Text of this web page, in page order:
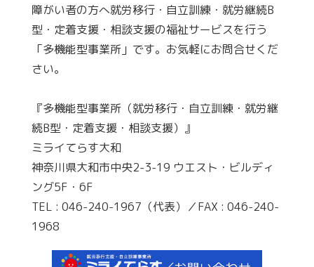
障がい者の方へ就労移行・自立訓練・就労継続B
型・定着支援・相談支援の福祉サービスを行う
「多機能型事業所」です。お気軽にお問合せくだ
さい。
『多機能型事業所（就労移行・自立訓練・就労継
続B型・定着支援・相談支援）』
ミライてらす大和
神奈川県大和市中央2-3-19 ウエスト・ビルディ
ング5F・6F
TEL : 046-240-1967（代表）／FAX : 046-240-
1968